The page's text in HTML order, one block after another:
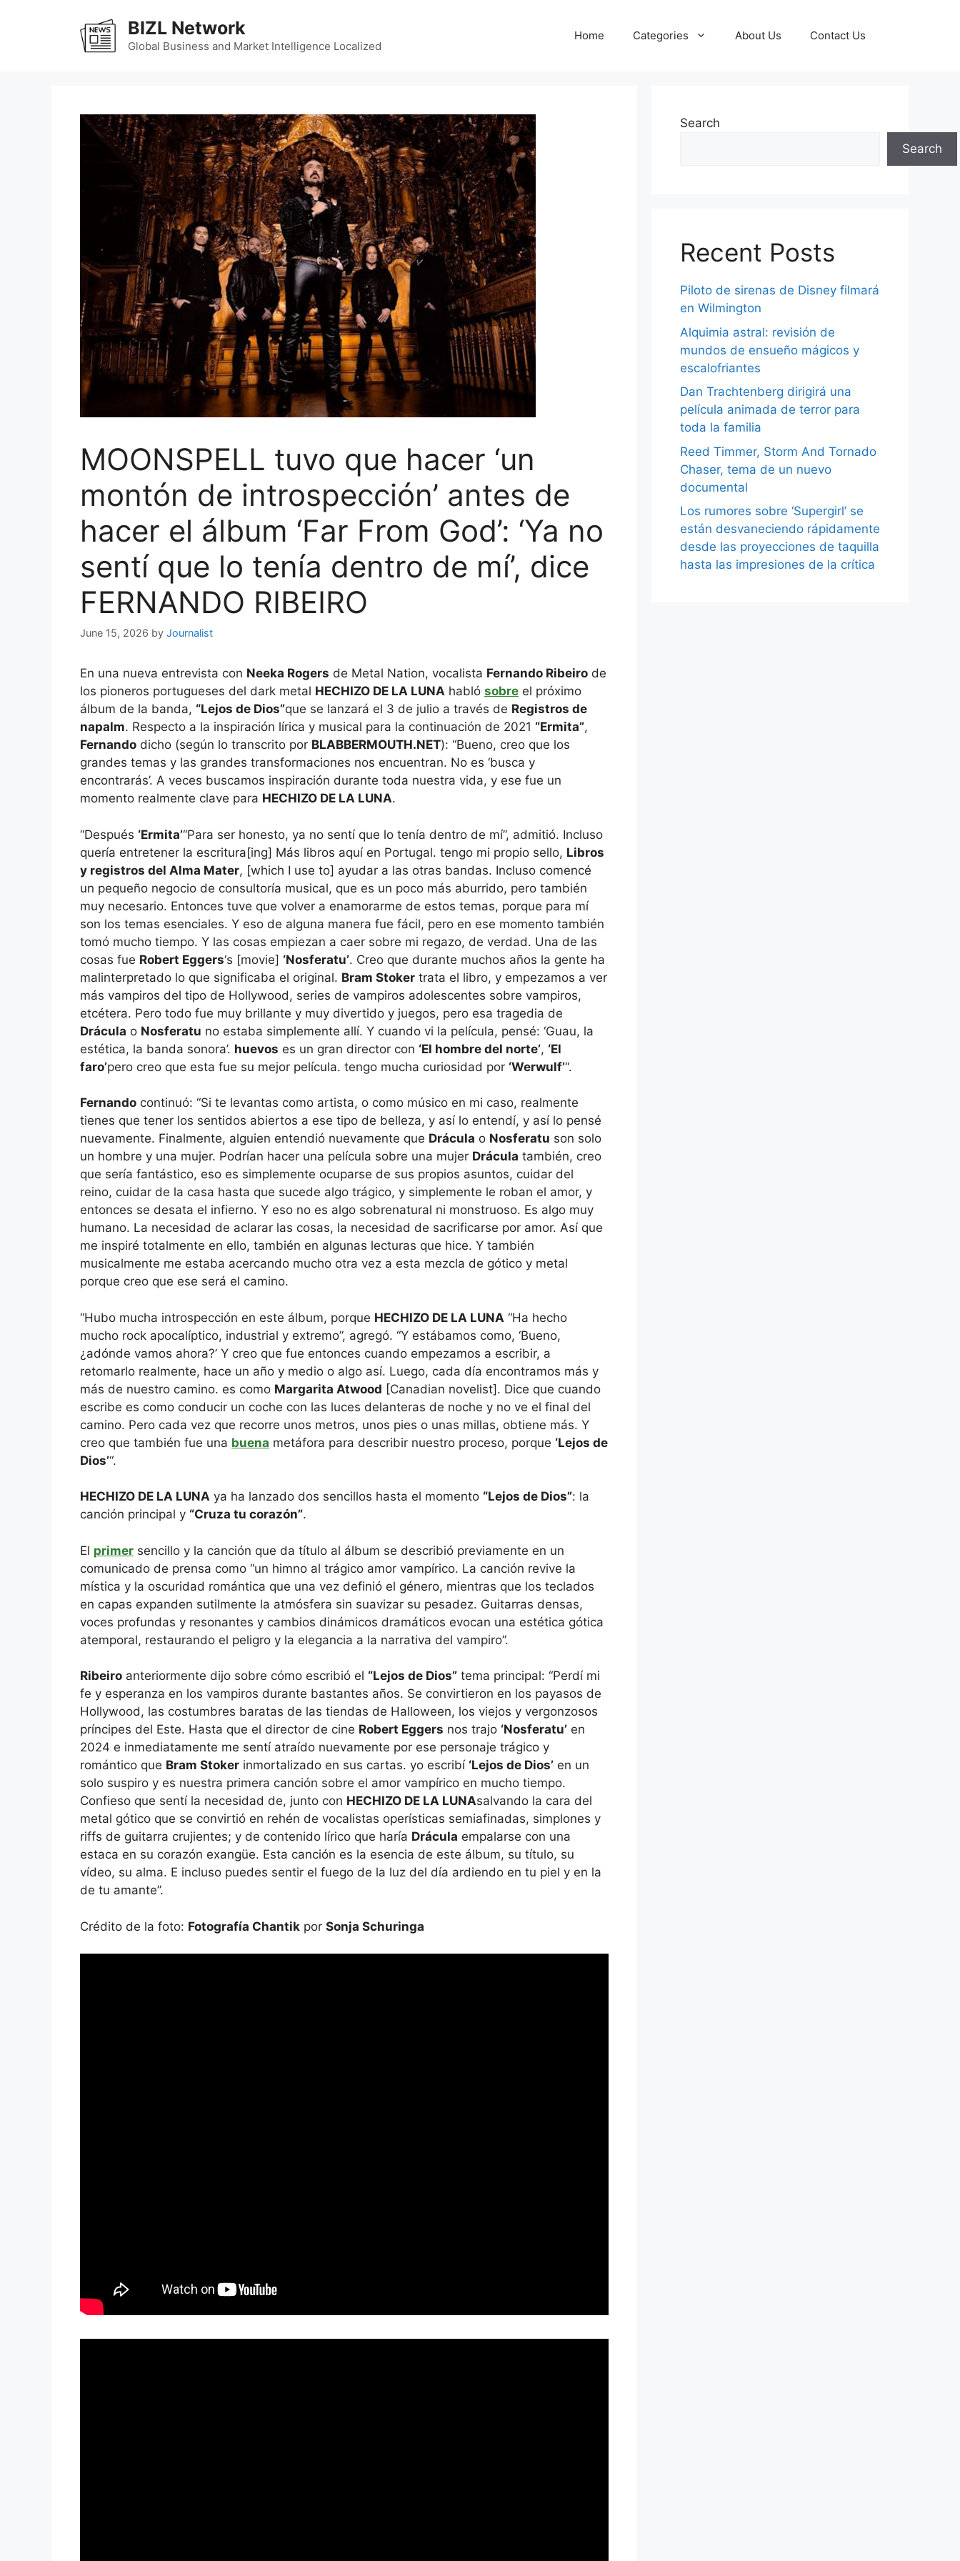
BIZL Network
Global Business and Market Intelligence Localized
Home Categories About Us Contact Us
MOONSPELL tuvo que hacer ‘un
montón de introspección’ antes de
hacer el álbum ‘Far From God’: ‘Ya no
sentí que lo tenía dentro de mí’, dice
FERNANDO RIBEIRO
June 15, 2026 by Journalist
En una nueva entrevista con Neeka Rogers de Metal Nation, vocalista Fernando Ribeiro de
los pioneros portugueses del dark metal HECHIZO DE LA LUNA habló sobre el próximo
álbum de la banda, “Lejos de Dios”que se lanzará el 3 de julio a través de Registros de
napalm. Respecto a la inspiración lírica y musical para la continuación de 2021 “Ermita”,
Fernando dicho (según lo transcrito por BLABBERMOUTH.NET): “Bueno, creo que los
grandes temas y las grandes transformaciones nos encuentran. No es ‘busca y
encontrarás’. A veces buscamos inspiración durante toda nuestra vida, y ese fue un
momento realmente clave para HECHIZO DE LA LUNA.
“Después ‘Ermita’“Para ser honesto, ya no sentí que lo tenía dentro de mí”, admitió. Incluso
quería entretener la escritura[ing] Más libros aquí en Portugal. tengo mi propio sello, Libros
y registros del Alma Mater, [which I use to] ayudar a las otras bandas. Incluso comencé
un pequeño negocio de consultoría musical, que es un poco más aburrido, pero también
muy necesario. Entonces tuve que volver a enamorarme de estos temas, porque para mí
son los temas esenciales. Y eso de alguna manera fue fácil, pero en ese momento también
tomó mucho tiempo. Y las cosas empiezan a caer sobre mi regazo, de verdad. Una de las
cosas fue Robert Eggers‘s [movie] ‘Nosferatu’. Creo que durante muchos años la gente ha
malinterpretado lo que significaba el original. Bram Stoker trata el libro, y empezamos a ver
más vampiros del tipo de Hollywood, series de vampiros adolescentes sobre vampiros,
etcétera. Pero todo fue muy brillante y muy divertido y juegos, pero esa tragedia de
Drácula o Nosferatu no estaba simplemente allí. Y cuando vi la película, pensé: ‘Guau, la
estética, la banda sonora’. huevos es un gran director con ‘El hombre del norte’, ‘El
faro’pero creo que esta fue su mejor película. tengo mucha curiosidad por ‘Werwulf’“.
Fernando continuó: “Si te levantas como artista, o como músico en mi caso, realmente
tienes que tener los sentidos abiertos a ese tipo de belleza, y así lo entendí, y así lo pensé
nuevamente. Finalmente, alguien entendió nuevamente que Drácula o Nosferatu son solo
un hombre y una mujer. Podrían hacer una película sobre una mujer Drácula también, creo
que sería fantástico, eso es simplemente ocuparse de sus propios asuntos, cuidar del
reino, cuidar de la casa hasta que sucede algo trágico, y simplemente le roban el amor, y
entonces se desata el infierno. Y eso no es algo sobrenatural ni monstruoso. Es algo muy
humano. La necesidad de aclarar las cosas, la necesidad de sacrificarse por amor. Así que
me inspiré totalmente en ello, también en algunas lecturas que hice. Y también
musicalmente me estaba acercando mucho otra vez a esta mezcla de gótico y metal
porque creo que ese será el camino.
“Hubo mucha introspección en este álbum, porque HECHIZO DE LA LUNA “Ha hecho
mucho rock apocalíptico, industrial y extremo”, agregó. “Y estábamos como, ‘Bueno,
¿adónde vamos ahora?’ Y creo que fue entonces cuando empezamos a escribir, a
retomarlo realmente, hace un año y medio o algo así. Luego, cada día encontramos más y
más de nuestro camino. es como Margarita Atwood [Canadian novelist]. Dice que cuando
escribe es como conducir un coche con las luces delanteras de noche y no ve el final del
camino. Pero cada vez que recorre unos metros, unos pies o unas millas, obtiene más. Y
creo que también fue una buena metáfora para describir nuestro proceso, porque ‘Lejos de
Dios’“.
HECHIZO DE LA LUNA ya ha lanzado dos sencillos hasta el momento “Lejos de Dios”: la
canción principal y “Cruza tu corazón”.
El primer sencillo y la canción que da título al álbum se describió previamente en un
comunicado de prensa como “un himno al trágico amor vampírico. La canción revive la
mística y la oscuridad romántica que una vez definió el género, mientras que los teclados
en capas expanden sutilmente la atmósfera sin suavizar su pesadez. Guitarras densas,
voces profundas y resonantes y cambios dinámicos dramáticos evocan una estética gótica
atemporal, restaurando el peligro y la elegancia a la narrativa del vampiro”.
Ribeiro anteriormente dijo sobre cómo escribió el “Lejos de Dios” tema principal: “Perdí mi
fe y esperanza en los vampiros durante bastantes años. Se convirtieron en los payasos de
Hollywood, las costumbres baratas de las tiendas de Halloween, los viejos y vergonzosos
príncipes del Este. Hasta que el director de cine Robert Eggers nos trajo ‘Nosferatu’ en
2024 e inmediatamente me sentí atraído nuevamente por ese personaje trágico y
romántico que Bram Stoker inmortalizado en sus cartas. yo escribí ‘Lejos de Dios’ en un
solo suspiro y es nuestra primera canción sobre el amor vampírico en mucho tiempo.
Confieso que sentí la necesidad de, junto con HECHIZO DE LA LUNAsalvando la cara del
metal gótico que se convirtió en rehén de vocalistas operísticas semiafinadas, simplones y
riffs de guitarra crujientes; y de contenido lírico que haría Drácula empalarse con una
estaca en su corazón exangüe. Esta canción es la esencia de este álbum, su título, su
vídeo, su alma. E incluso puedes sentir el fuego de la luz del día ardiendo en tu piel y en la
de tu amante”.
Crédito de la foto: Fotografía Chantik por Sonja Schuringa
Search
Search
Recent Posts
Piloto de sirenas de Disney filmará
en Wilmington
Alquimia astral: revisión de
mundos de ensueño mágicos y
escalofriantes
Dan Trachtenberg dirigirá una
película animada de terror para
toda la familia
Reed Timmer, Storm And Tornado
Chaser, tema de un nuevo
documental
Los rumores sobre ‘Supergirl’ se
están desvaneciendo rápidamente
desde las proyecciones de taquilla
hasta las impresiones de la crítica